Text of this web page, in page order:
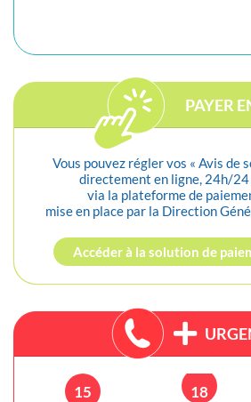
PAYER
Vous pouvez régler vos « Avis de
directement en ligne, 24h/
via la plateforme de
mise en place par la Direction
Accéder à la solution de
15 18